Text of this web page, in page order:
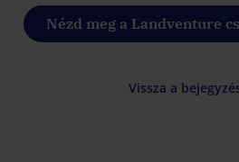
Nézd meg a Landventure
Vissza a